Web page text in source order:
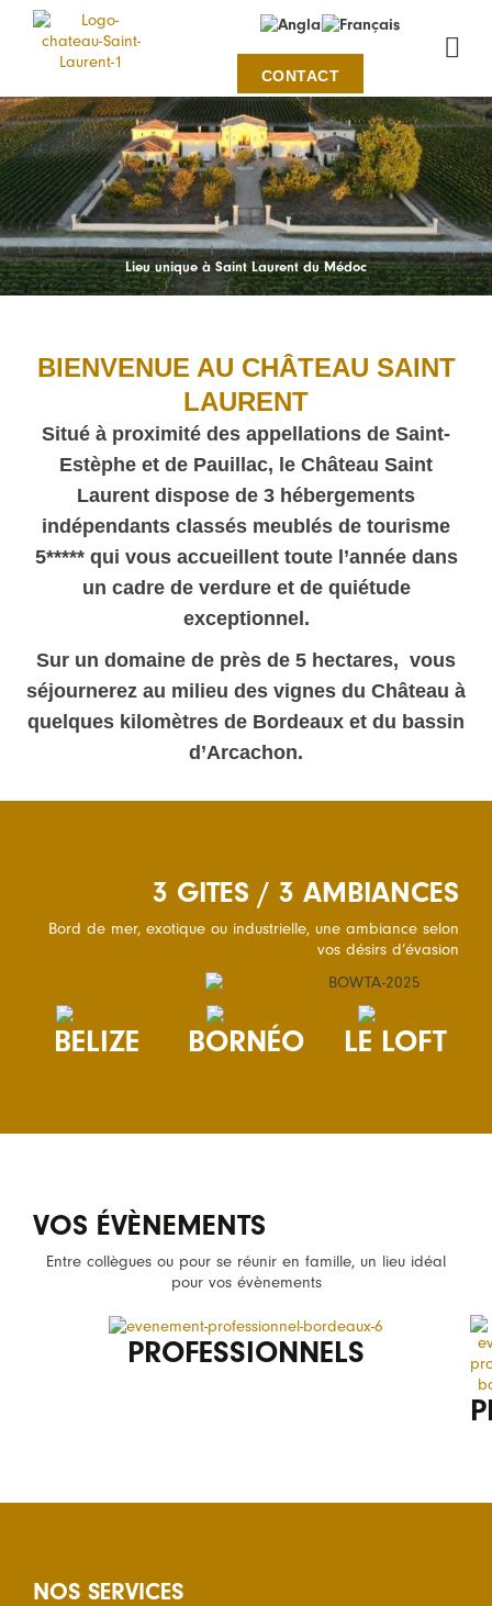
CONTACT
Lieu unique à Saint Laurent du Médoc
BIENVENUE AU CHÂTEAU SAINT
LAURENT
Situé à proximité des appellations de Saint-
Estèphe et de Pauillac, le Château Saint
Laurent dispose de 3 hébergements
indépendants classés meublés de tourisme
5***** qui vous accueillent toute l’année dans
un cadre de verdure et de quiétude
exceptionnel.
Sur un domaine de près de 5 hectares, vous
séjournerez au milieu des vignes du Château à
quelques kilomètres de Bordeaux et du bassin
d’Arcachon.
BELIZE BORNÉO LE LOFT
3 GITES / 3 AMBIANCES
Bord de mer, exotique ou industrielle, une ambiance selon
vos désirs d’évasion
VOS ÉVÈNEMENTS
Entre collègues ou pour se réunir en famille, un lieu idéal
pour vos évènements
PROFESSIONNELS
NOS SERVICES
Panneau de gestion des cookies